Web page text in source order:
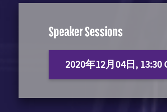
Speaker Sessions
2020年12月04日, 13:30